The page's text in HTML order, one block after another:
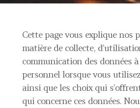
Cette page vous explique nos
matière de collecte,
communication des données
personnel lorsque vous
ainsi que les choix qui
qui concerne ces données.